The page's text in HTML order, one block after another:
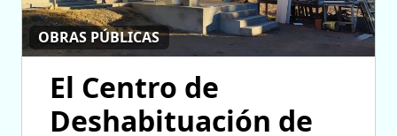
OBRAS PÚBLICAS
El Centro de
Deshabituación de